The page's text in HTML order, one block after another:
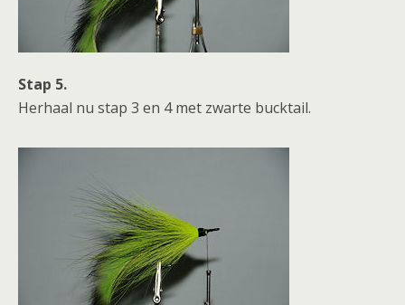
Stap 5.
Herhaal nu stap 3 en 4 met zwarte bucktail.